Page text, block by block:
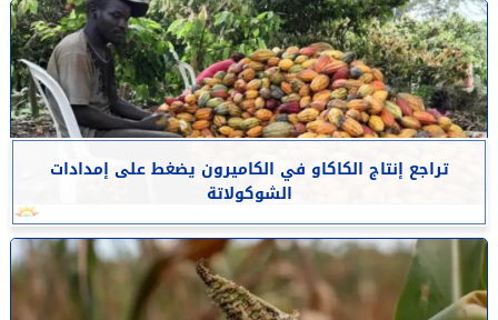
تراجع إنتاج الكاكاو في الكاميرون يضغط على إمدادات
الشوكولاتة